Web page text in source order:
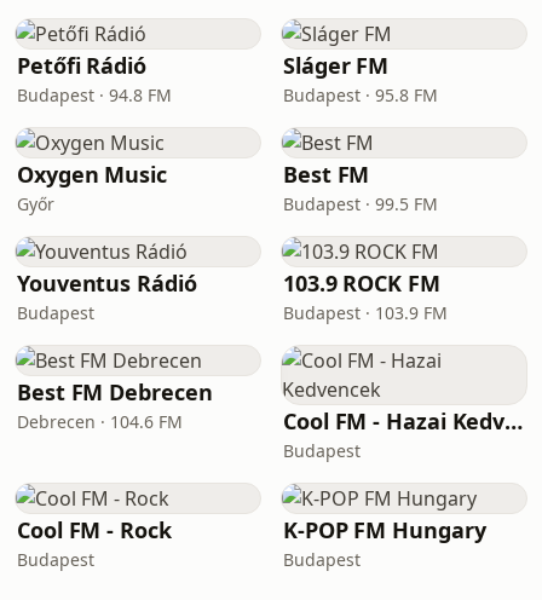
Petőfi Rádió
Budapest · 94.8 FM
Sláger FM
Budapest · 95.8 FM
Oxygen Music
Győr
Best FM
Budapest · 99.5 FM
Youventus Rádió
Budapest
103.9 ROCK FM
Budapest · 103.9 FM
Best FM Debrecen
Debrecen · 104.6 FM Cool FM - Hazai Kedvencek
Budapest
Cool FM - Rock
Budapest
K-POP FM Hungary
Budapest